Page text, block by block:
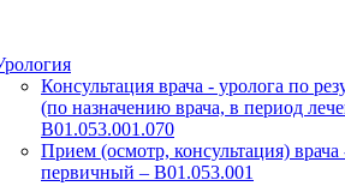
Консультация врача - уролога по
(по назначению врача, в период
B01.053.001.070
Прием (осмотр, консультация) врача
первичный – B01.053.001